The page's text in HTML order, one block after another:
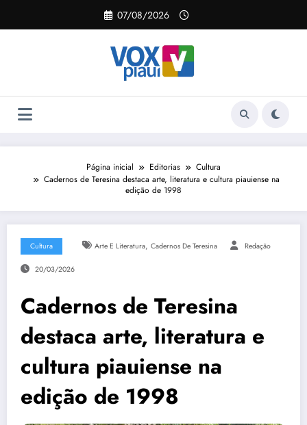
o
07/08/2026
Página inicial Editorias
Cultura
Cadernos de Teresina destaca arte, literatura e cultura piauiense na
edição de 1998
Cultura Arte E Literatura, Cadernos De Teresina Redação
20/03/2026
Cadernos de Teresina
destaca arte, literatura e
cultura piauiense na
edição de 1998